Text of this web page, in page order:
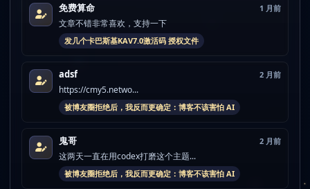
免费算命 1 月前
文章不错非常喜欢，支持一下
发几个卡巴斯基KAV7.0激活码 授权文件
adsf 2 月前
https://cmy5.netwo...
被博友圈拒绝后，我反而更确定：博客不该害怕 AI
鬼哥 2 月前
这两天一直在用codex打磨这个主题...
被博友圈拒绝后，我反而更确定：博客不该害怕 AI